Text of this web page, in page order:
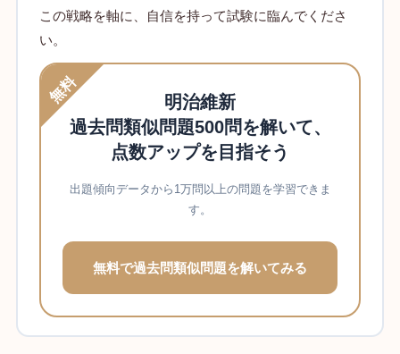
この戦略を軸に、自信を持って試験に臨んでくださ
い。
無料
明治維新
過去問類似問題500問を解いて、
点数アップを目指そう
出題傾向データから1万問以上の問題を学習できま
す。
無料で過去問類似問題を解いてみる